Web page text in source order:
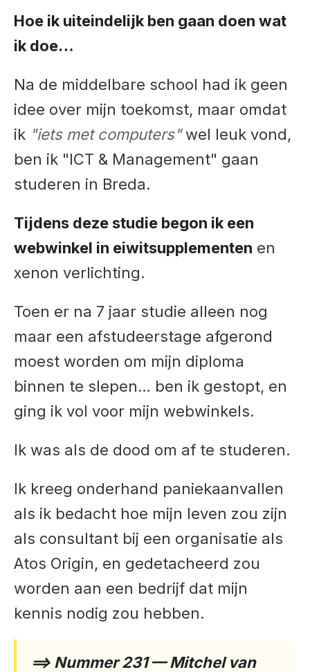
Hoe ik uiteindelijk ben gaan doen wat
ik doe…
Na de middelbare school had ik geen
idee over mijn toekomst, maar omdat
ik "iets met computers"wel leuk vond,
ben ik "ICT & Management" gaan
studeren in Breda.
Tijdens deze studie begon ik een
webwinkel in eiwitsupplementen en
xenon verlichting.
Toen er na 7 jaar studie alleen nog
maar een afstudeerstage afgerond
moest worden om mijn diploma
binnen te slepen… ben ik gestopt, en
ging ik vol voor mijn webwinkels.
Ik was als de dood om af te studeren.
Ik kreeg onderhand paniekaanvallen
als ik bedacht hoe mijn leven zou zijn
als consultant bij een organisatie als
Atos Origin, en gedetacheerd zou
worden aan een bedrijf dat mijn
kennis nodig zou hebben.
==> Nummer 231 — Mitchel van